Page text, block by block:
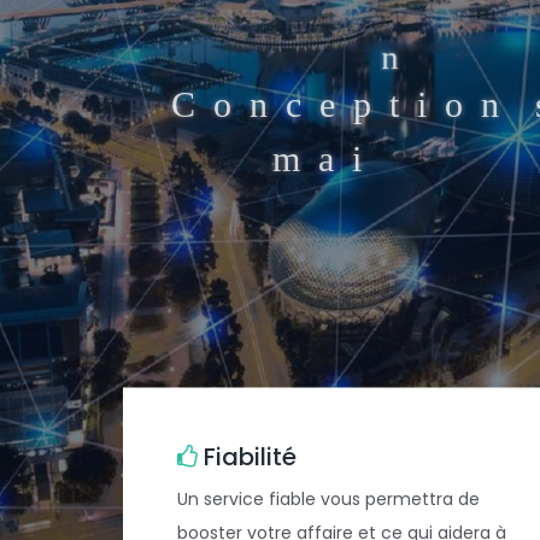
C o n c e p t i o n
m a i n e e t
Fiabilité
Un service fiable vous permettra de
booster votre affaire et ce qui aidera à